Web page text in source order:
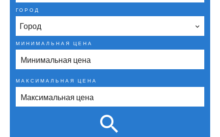
ГОРОД
Город
МИНИМАЛЬНАЯ ЦЕНА
МАКСИМАЛЬНАЯ ЦЕНА